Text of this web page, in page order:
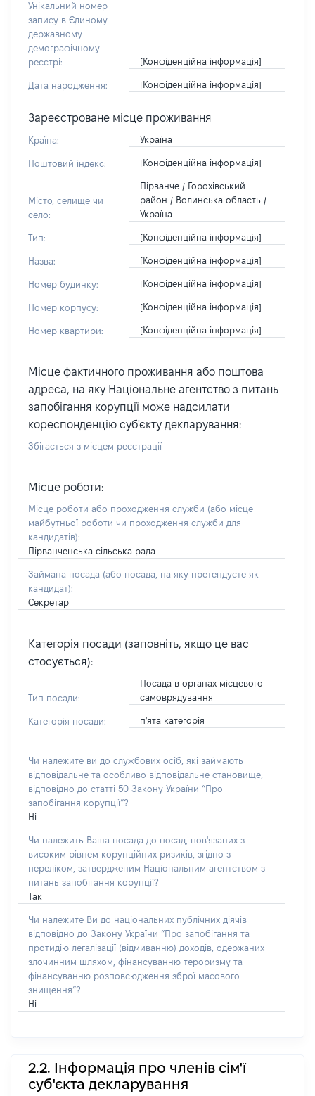
Унікальний номер
запису в Єдиному
державному
демографічному
реєстрі:
[Конфіденційна інформація]
Дата народження: [Конфіденційна інформація]
Зареєстроване місце проживання
Країна: Україна
Поштовий індекс: [Конфіденційна інформація]
Місто, селище чи
село:
Пірванче / Горохівський
район / Волинська область /
Україна
Тип: [Конфіденційна інформація]
Назва: [Конфіденційна інформація]
Номер будинку: [Конфіденційна інформація]
Номер корпусу: [Конфіденційна інформація]
Номер квартири: [Конфіденційна інформація]
Місце фактичного проживання або поштова
адреса, на яку Національне агентство з питань
запобігання корупції може надсилати
кореспонденцію суб'єкту декларування:
Збігається з місцем реєстрації
Місце роботи:
Місце роботи або проходження служби (або місце
майбутньої роботи чи проходження служби для
кандидатів):
Пірванченська сільська рада
Займана посада (або посада, на яку претендуєте як
кандидат):
Секретар
Категорія посади (заповніть, якщо це вас
стосується):
Тип посади:
Посада в органах місцевого
самоврядування
Категорія посади: п'ята категорія
Чи належите ви до службових осіб, які займають
відповідальне та особливо відповідальне становище,
відповідно до статті 50 Закону України “Про
запобігання корупції”?
Ні
Чи належить Ваша посада до посад, пов'язаних з
високим рівнем корупційних ризиків, згідно з
переліком, затвердженим Національним агентством з
питань запобігання корупції?
Так
Чи належите Ви до національних публічних діячів
відповідно до Закону України “Про запобігання та
протидію легалізації (відмиванню) доходів, одержаних
злочинним шляхом, фінансуванню тероризму та
фінансуванню розповсюдження зброї масового
знищення”?
Ні
2.2. Інформація про членів сім'ї
суб'єкта декларування